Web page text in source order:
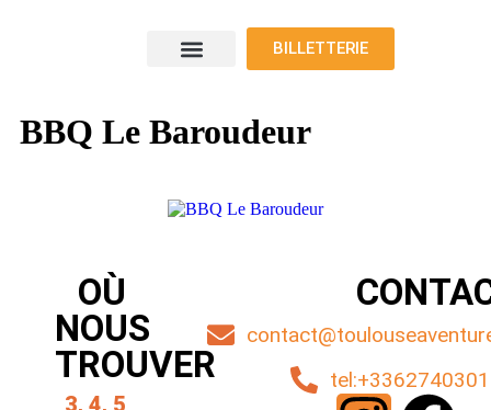
BILLETTERIE
BBQ Le Baroudeur
OÙ
NOUS
TROUVER